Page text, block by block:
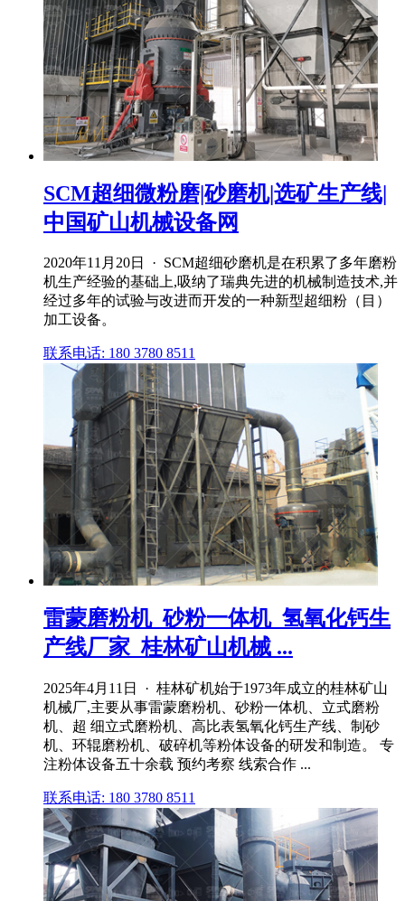
SCM超细微粉磨|砂磨机|选矿生产线|
中国矿山机械设备网
2020年11月20日 · SCM超细砂磨机是在积累了多年磨粉
机生产经验的基础上,吸纳了瑞典先进的机械制造技术,并
经过多年的试验与改进而开发的一种新型超细粉（目）
加工设备。
联系电话: 180 3780 8511
雷蒙磨粉机_砂粉一体机_氢氧化钙生
产线厂家_桂林矿山机械 ...
2025年4月11日 · 桂林矿机始于1973年成立的桂林矿山
机械厂,主要从事雷蒙磨粉机、砂粉一体机、立式磨粉
机、超 细立式磨粉机、高比表氢氧化钙生产线、制砂
机、环辊磨粉机、破碎机等粉体设备的研发和制造。 专
注粉体设备五十余载 预约考察 线索合作 ...
联系电话: 180 3780 8511